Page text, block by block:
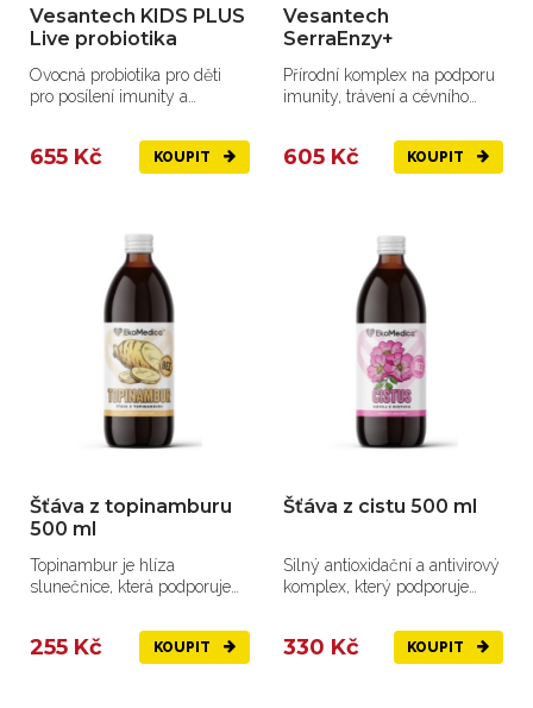
Vesantech KIDS PLUS
Live probiotika
Ovocná probiotika pro děti
pro posílení imunity a
655 Kč KOUPIT
Vesantech
SerraEnzy+
Přírodní komplex na podporu
imunity, trávení a cévního
605 Kč KOUPIT
Šťáva z topinamburu
500 ml
Topinambur je hlíza
slunečnice, která podporuje
255 Kč KOUPIT
Šťáva z cistu 500 ml
Silný antioxidační a antivirový
komplex, který podporuje
330 Kč KOUPIT